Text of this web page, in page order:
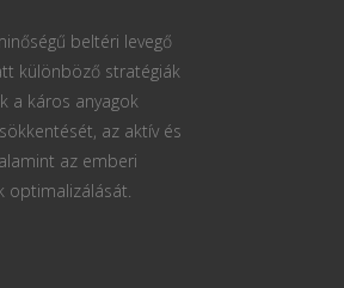
beltéri levegő
különböző stratégiák
a káros anyagok
az aktív és
az emberi
optimalizálását.